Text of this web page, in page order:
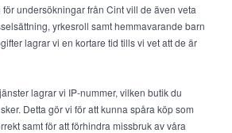
undersökningar från Cint vill de även veta
yrkesroll samt hemmavarande barn
lagrar vi en kortare tid tills vi vet att de är
lagrar vi IP-nummer, vilken butik du
Detta gör vi för att kunna spåra köp som
samt för att förhindra missbruk av våra